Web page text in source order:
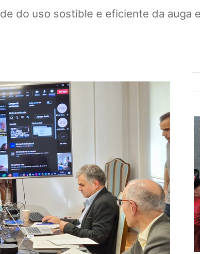
do uso sostible e eficiente da auga